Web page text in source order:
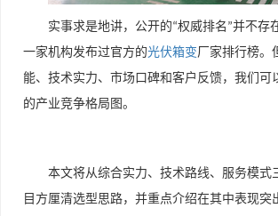
实事求是地讲，公开的“权威排名 ”并不存
一家机构发布过官方的光伏箱变厂家排行榜。
能、技术实力、市场口碑和客户反馈，我们可
的产业竞争格局图。
本文将从综合实力、技术路线、服务模式
目方厘清选型思路，并重点介绍在其中表现突